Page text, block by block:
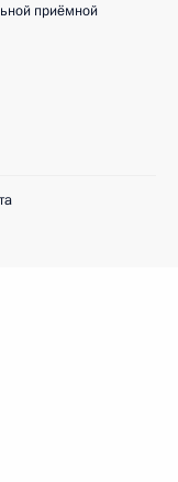
приёмной